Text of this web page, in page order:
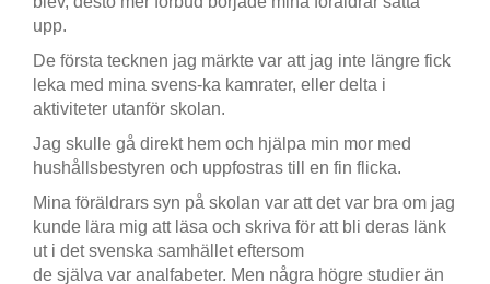
upp.
De första tecknen jag märkte var att jag inte längre fick
leka med mina svens-ka kamrater, eller delta i
aktiviteter utanför skolan.
Jag skulle gå direkt hem och hjälpa min mor med
hushållsbestyren och uppfostras till en fin flicka.
Mina föräldrars syn på skolan var att det var bra om jag
kunde lära mig att läsa och skriva för att bli deras länk
ut i det svenska samhället eftersom
de själva var analfabeter. Men några högre studier än